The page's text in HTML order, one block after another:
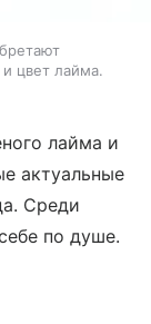
цвет лайма.
лайма и
актуальные
Среди
по душе.